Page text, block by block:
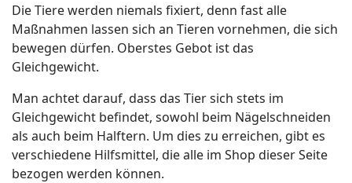
Die Tiere werden niemals fixiert, denn fast alle
Maßnahmen lassen sich an Tieren vornehmen, die sich
bewegen dürfen. Oberstes Gebot ist das
Gleichgewicht.
Man achtet darauf, dass das Tier sich stets im
Gleichgewicht befindet, sowohl beim Nägelschneiden
als auch beim Halftern. Um dies zu erreichen, gibt es
verschiedene Hilfsmittel, die alle im Shop dieser Seite
bezogen werden können.